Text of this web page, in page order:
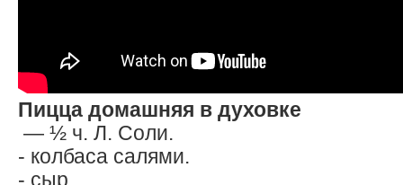
Пицца домашняя в духовке
— ½ ч. Л. Соли.
- колбаса салями.
- сыр.